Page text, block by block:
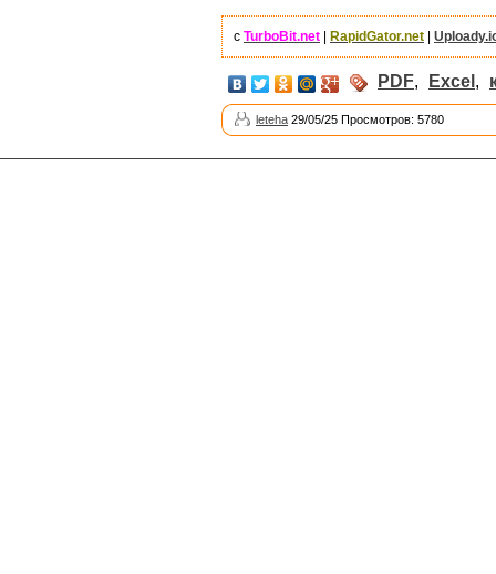
с TurboBit.net RapidGator.net
PDF, Excel ,
leteha 29/05/25 Просмотров: 5780